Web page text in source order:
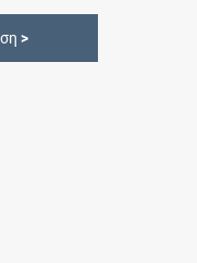
>